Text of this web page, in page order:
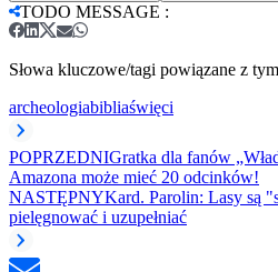
TODO MESSAGE :
Słowa kluczowe/tagi powiązane z
archeologiabibliaświęci
POPRZEDNIGratka dla fanów
Amazona może mieć 20 odcinków!
NASTĘPNYKard. Parolin: Lasy są
pielęgnować i uzupełniać